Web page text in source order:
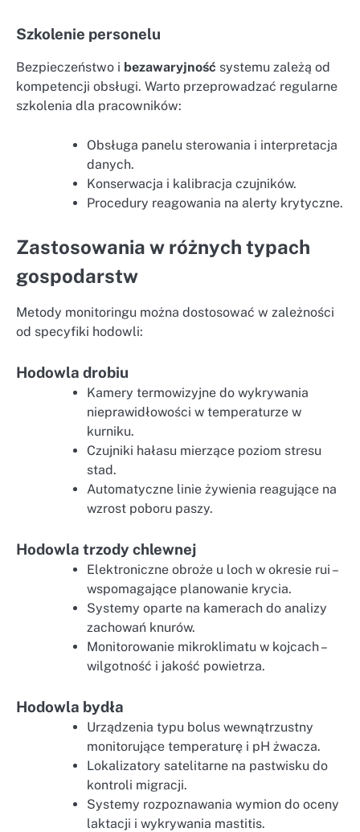
Szkolenie personelu
Bezpieczeństwo i bezawaryjność systemu zależą od
kompetencji obsługi. Warto przeprowadzać regularne
szkolenia dla pracowników:
Obsługa panelu sterowania i interpretacja
danych.
Konserwacja i kalibracja czujników.
Procedury reagowania na alerty krytyczne.
Zastosowania w różnych typach
gospodarstw
Metody monitoringu można dostosować w zależności
od specyfiki hodowli:
Hodowla drobiu
Kamery termowizyjne do wykrywania
nieprawidłowości w temperaturze w
kurniku.
Czujniki hałasu mierzące poziom stresu
stad.
Automatyczne linie żywienia reagujące na
wzrost poboru paszy.
Hodowla trzody chlewnej
Elektroniczne obroże u loch w okresie rui –
wspomagające planowanie krycia.
Systemy oparte na kamerach do analizy
zachowań knurów.
Monitorowanie mikroklimatu w kojcach –
wilgotność i jakość powietrza.
Hodowla bydła
Urządzenia typu bolus wewnątrzustny
monitorujące temperaturę i pH żwacza.
Lokalizatory satelitarne na pastwisku do
kontroli migracji.
Systemy rozpoznawania wymion do oceny
laktacji i wykrywania mastitis.